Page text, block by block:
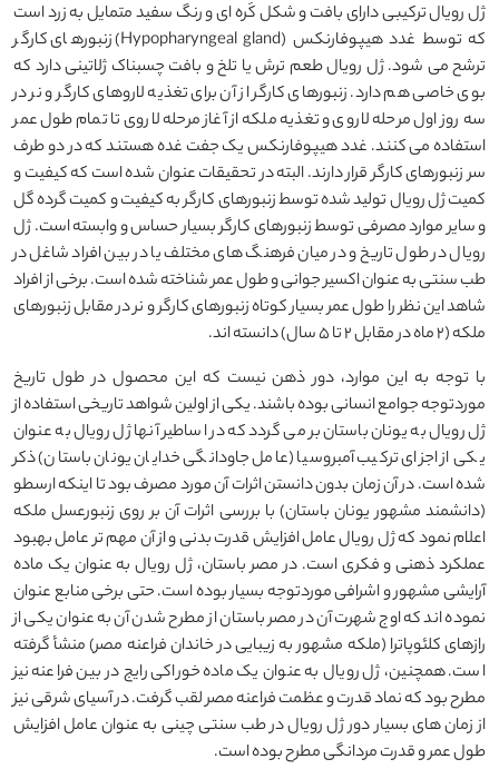
ژل رویال ترکیبی دارای بافت و شکل کَره ای و رنگ سفید متمایل به زرد است
که توسط غدد هیپوفارنکس (Hypopharyngeal gland) زنبورهای کارگر
ترشح می شود. ژل رویال طعم ترش یا تلخ و بافت چسبناک ژلاتینی دارد که
بوی خاصی هم دارد. زنبورهای کارگر از آن برای تغذیه لاروهای کارگر و نر در
سه روز اول مرحله لاروی و تغذیه ملکه از آغاز مرحله لاروی تا تمام طول عمر
استفاده می کنند. غدد هیپوفارنکس یک جفت غده هستند که در دو طرف
سر زنبورهای کارگر قرار دارند. البته در تحقیقات عنوان شده است که کیفیت و
کمیت ژل رویال تولید شده توسط زنبورهای کارگر به کیفیت و کمیت گرده گل
و سایر موارد مصرفی توسط زنبورهای کارگر بسیار حساس و وابسته است. ژل
رویال در طول تاریخ و در میان فرهنگ های مختلف یا در بین افراد شاغل در
طب سنتی به عنوان اکسیر جوانی و طول عمر شناخته شده است. برخی از افراد
شاهد این نظر را طول عمر بسیار کوتاه زنبورهای کارگر و نر در مقابل زنبورهای
ملکه (2 ماه در مقابل 2 تا 5 سال) دانسته اند.
با توجه به این موارد، دور ذهن نیست که این محصول در طول تاریخ
موردتوجه جوامع انسانی بوده باشند. یکی از اولین شواهد تاریخی استفاده از
ژل رویال به یونان باستان بر می گردد که در اساطیر آنها ژل رویال به عنوان
یکی از اجزای ترکیب آمبروسیا (عامل جاودانگی خدایان یونان باستان) ذکر
شده است. در آن زمان بدون دانستن اثرات آن مورد مصرف بود تا اینکه ارسطو
(دانشمند مشهور یونان باستان) با بررسی اثرات آن بر روی زنبورعسل ملکه
اعلام نمود که ژل رویال عامل افزایش قدرت بدنی و از آن مهم تر عامل بهبود
عملکرد ذهنی و فکری است. در مصر باستان، ژل رویال به عنوان یک ماده
آرایشی مشهور و اشرافی موردتوجه بسیار بوده است. حتی برخی منابع عنوان
نموده اند که اوج شهرت آن در مصر باستان از مطرح شدن آن به عنوان یکی از
رازهای کلئوپاترا (ملکه مشهور به زیبایی در خاندان فراعنه مصر) منشأ گرفته
است. همچنین، ژل رویال به عنوان یک ماده خوراکی رایج در بین فراعنه نیز
مطرح بود که نماد قدرت و عظمت فراعنه مصر لقب گرفت. در آسیای شرقی نیز
از زمان های بسیار دور ژل رویال در طب سنتی چینی به عنوان عامل افزایش
طول عمر و قدرت مردانگی مطرح بوده است.